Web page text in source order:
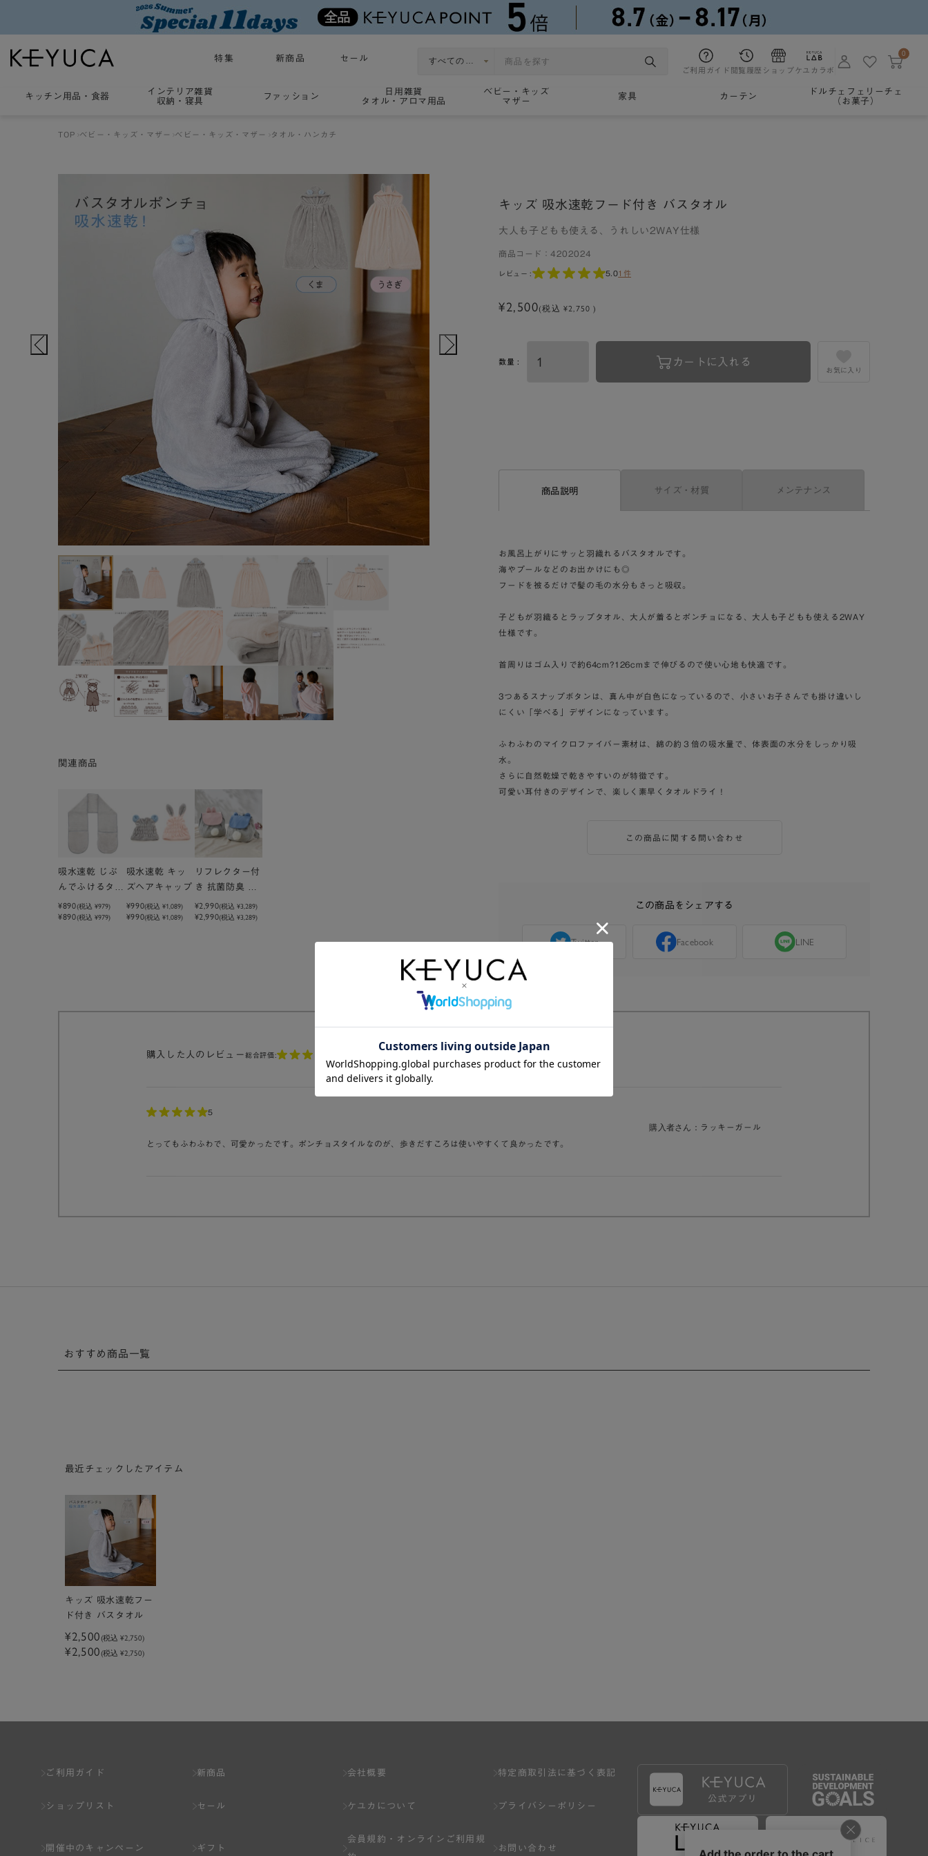
特集 新商品 セール
ご利用ガイド 閲覧履歴 ショップケユカラボ
0
キッチン用品 ・ 食器
インテリア雑貨
収納・寝具
ファッション
日用雑貨
タオル・アロマ用品
ベビー・キッズ
マザー
家具 カーテン
ドルチェフェリーチェ
（お菓子）
TOP ベビー・キッズ・マザー ベビー・キッズ・マザー タオル・ハンカチ
キッズ 吸水速乾フード付き バスタオル
大人も子どもも使える、うれしい2WAY仕様
商品コード：4202024
レビュー : 5.01件
¥2,500(税込 ¥2,750 )
数量 : カートに入れる
お気に入り
商品説明 サイズ・材質 メンテナンス
お風呂上がりにサッと羽織れるバスタオルです。
海やプールなどのお出かけにも◎
フードを被るだけで髪の毛の水分もさっと吸収。
子どもが羽織るとラップタオル、大人が着るとポンチョになる、大人も子どもも使える2WAY
仕様です。
首周りはゴム入りで約64cm?126cmまで伸びるので使い心地も快適です。
3つあるスナップボタンは、真ん中が白色になっているので、小さいお子さんでも掛け違いし
にくい「学べる」デザインになっています。
ふわふわのマイクロファイバー素材は、綿の約３倍の吸水量で、体表面の水分をしっかり吸
水。
さらに自然乾燥で乾きやすいのが特徴です。
可愛い耳付きのデザインで、楽しく素早くタオルドライ！
この商品に関する問い合わせ
この商品をシェアする
Twitter Facebook LINE
購入した人のレビュー総合評価:
5
とってもふわふわで、可愛かったです。ポンチョスタイルなのが、歩きだすころは使いやすくて良かったです。
購入者さん： ラッキーガール
関連商品
吸水速乾 じぶ
んでふけるタオ
ル
¥890(税込 ¥979)
¥890(税込 ¥979)
吸水速乾 キッ
ズヘアキャップ
¥990(税込¥1,089)
¥990(税込 ¥1,089)
リフレクター付
き 抗菌防臭 は
じめてのリュッ
ク
¥2,990(税込¥3,289)
¥2,990(税込 ¥3,289)
おすすめ商品一覧
最近チェックしたアイテム
キッズ 吸水速乾フー
ド付き バスタオル
¥2,500 (税込 ¥2,750)
¥2,500 (税込 ¥2,750)
ご利用ガイド
ショップリスト
開催中のキャンペーン
新商品
セール
ギフト
会社概要
ケユカについて
会員規約・
オンラインご利用規
特定商取引法に基づく表記
プライバシーポリシー
お問い合わせ